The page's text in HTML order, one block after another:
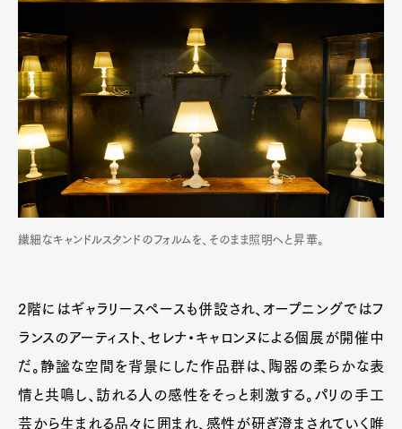
繊細なキャンドルスタンドのフォルムを、そのまま照明へと昇華。
2階にはギャラリースペースも併設され、オープニングではフ
ランスのアーティスト、セレナ・キャロンヌによる個展が開催中
だ。静謐な空間を背景にした作品群は、陶器の柔らかな表
情と共鳴し、訪れる人の感性をそっと刺激する。パリの手工
芸から生まれる品々に囲まれ、感性が研ぎ澄まされていく唯